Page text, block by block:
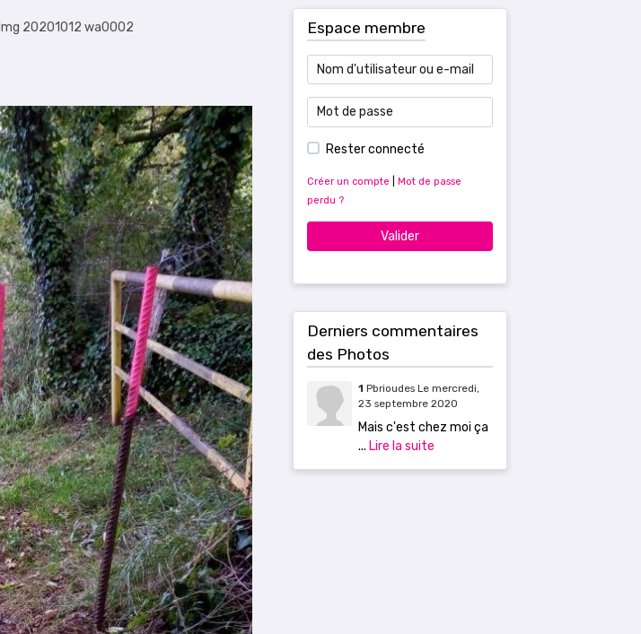
Img 20201012 wa0002 Espace membre
Rester connecté
Créer un compte
Mot de passe
perdu ?
Valider
Derniers commentaires
des Photos
1 Pbrioudes Le mercredi,
23 septembre 2020
Mais c'est chez moi ça
... Lire la suite